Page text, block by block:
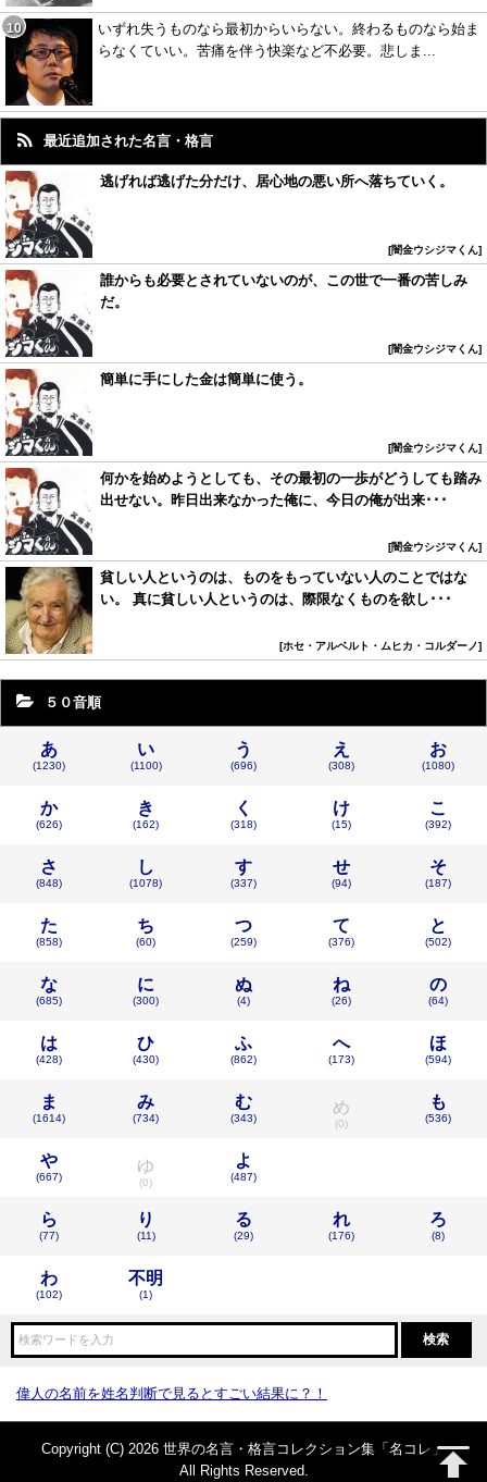
いずれ失うものなら最初からいらない。終わるものなら始ま
らなくていい。苦痛を伴う快楽など不必要。悲しま...
最近追加された名言・格言
逃げれば逃げた分だけ、居心地の悪い所へ落ちていく。
闇金ウシジマくん
誰からも必要とされていないのが、この世で一番の苦しみ
だ。
闇金ウシジマくん
簡単に手にした金は簡単に使う。
闇金ウシジマくん
何かを始めようとしても、その最初の一歩がどうしても踏み
出せない。昨日出来なかった俺に、今日の俺が出来･･･
闇金ウシジマくん
貧しい人というのは、ものをもっていない人のことではな
い。 真に貧しい人というのは、際限なくものを欲し･･･
ホセ・アルベルト・ムヒカ・コルダーノ
５０音順
あ
(1230)
い
(1100)
う
(696)
え
(308)
お
(1080)
か
(626)
き
(162)
く
(318)
け
(15)
こ
(392)
さ
(848)
し
(1078)
す
(337)
せ
(94)
そ
(187)
た
(858)
ち
(60)
つ
(259)
て
(376)
と
(502)
な
(685)
に
(300)
ぬ
(4)
ね
(26)
の
(64)
は
(428)
ひ
(430)
ふ
(862)
へ
(173)
ほ
(594)
ま
(1614)
み
(734)
む
(343)
め
(0)
も
(536)
や
(667)
ゆ
(0)
よ
(487)
ら
(77)
り
(11)
る
(29)
れ
(176)
ろ
(8)
わ
(102)
不明
(1)
偉人の名前を姓名判断で見るとすごい結果に？！
Copyright (C) 2026 世界の名言・格言コレクション集「名コレ」
All Rights Reserved.